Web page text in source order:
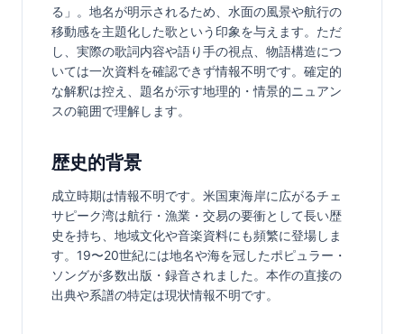
る」。地名が明示されるため、水面の風景や航行の
移動感を主題化した歌という印象を与えます。ただ
し、実際の歌詞内容や語り手の視点、物語構造につ
いては一次資料を確認できず情報不明です。確定的
な解釈は控え、題名が示す地理的・情景的ニュアン
スの範囲で理解します。
歴史的背景
成立時期は情報不明です。米国東海岸に広がるチェ
サピーク湾は航行・漁業・交易の要衝として長い歴
史を持ち、地域文化や音楽資料にも頻繁に登場しま
す。19〜20世紀には地名や海を冠したポピュラー・
ソングが多数出版・録音されました。本作の直接の
出典や系譜の特定は現状情報不明です。